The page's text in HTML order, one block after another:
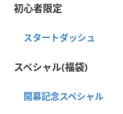
初心者限定
スタートダッシュ
スペシャル(福袋)
開幕記念スペシャル